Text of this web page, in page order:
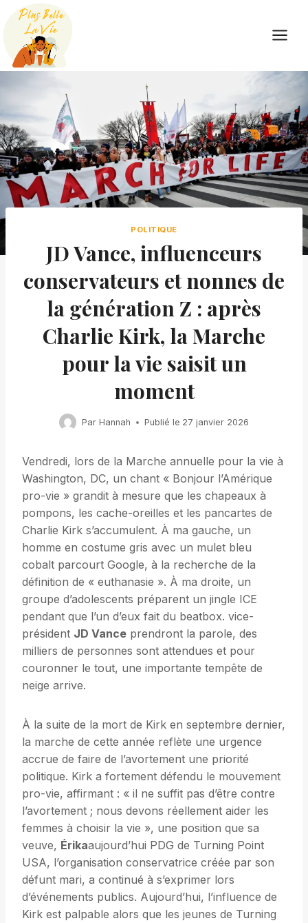
Skip
content
POLITIQUE
JD Vance, influenceurs
conservateurs et nonnes de
la génération Z : après
Charlie Kirk, la Marche
pour la vie saisit un
moment
Par Hannah Publié le 27 janvier 2026
Vendredi, lors de la Marche annuelle pour la vie à
Washington, DC, un chant « Bonjour l’Amérique
pro-vie » grandit à mesure que les chapeaux à
pompons, les cache-oreilles et les pancartes de
Charlie Kirk s’accumulent. À ma gauche, un
homme en costume gris avec un mulet bleu
cobalt parcourt Google, à la recherche de la
définition de « euthanasie ». À ma droite, un
groupe d’adolescents préparent un jingle ICE
pendant que l’un d’eux fait du beatbox. vice-
président JD Vance prendront la parole, des
milliers de personnes sont attendues et pour
couronner le tout, une importante tempête de
neige arrive.
À la suite de la mort de Kirk en septembre dernier,
la marche de cette année reflète une urgence
accrue de faire de l’avortement une priorité
politique. Kirk a fortement défendu le mouvement
pro-vie, affirmant : « il ne suffit pas d’être contre
l’avortement ; nous devons réellement aider les
femmes à choisir la vie », une position que sa
veuve, Érikaaujourd’hui PDG de Turning Point
USA, l’organisation conservatrice créée par son
défunt mari, a continué à s’exprimer lors
d’événements publics. Aujourd’hui, l’influence de
Kirk est palpable alors que les jeunes de Turning